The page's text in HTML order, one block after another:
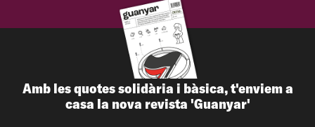
Amb les quotes solidària i bàsica, t'enviem a
casa la nova revista 'Guanyar'